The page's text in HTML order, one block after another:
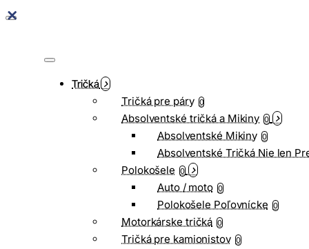
Tričká
Tričká pre páry 0
Absolventské tričká a Mikiny 0
Absolventské Mikiny 0
Absolventské Tričká Nie len
Polokošele 0
Auto / moto 0
Polokošele Poľovnícke 0
Motorkárske tričká 0
Tričká pre kamionistov 0